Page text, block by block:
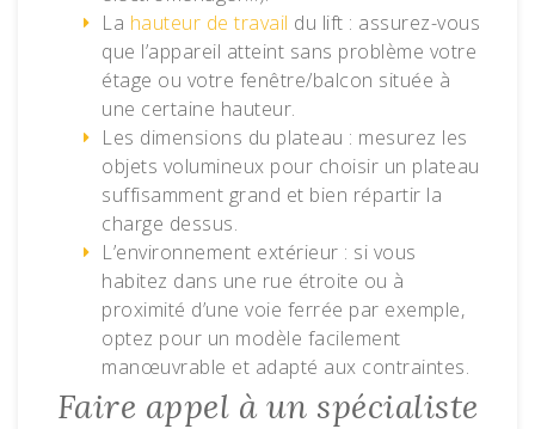
La hauteur de travail du lift : assurez-vous
que l’appareil atteint sans problème votre
étage ou votre fenêtre/balcon située à
une certaine hauteur.
Les dimensions du plateau : mesurez les
objets volumineux pour choisir un plateau
suffisamment grand et bien répartir la
charge dessus.
L’environnement extérieur : si vous
habitez dans une rue étroite ou à
proximité d’une voie ferrée par exemple,
optez pour un modèle facilement
manœuvrable et adapté aux contraintes.
Faire appel à un spécialiste